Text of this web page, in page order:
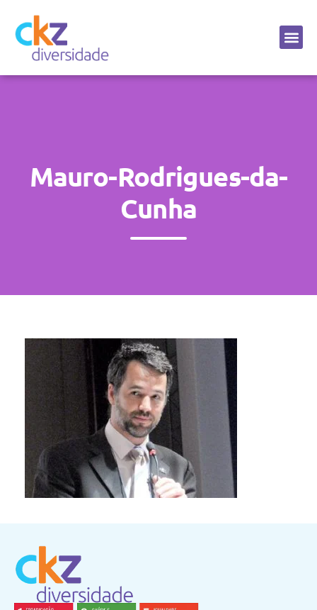
Mauro-Rodrigues-da-
Cunha